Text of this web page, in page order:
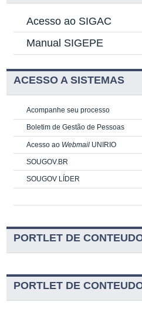
Acesso ao SIGAC
Manual SIGEPE
ACESSO A SISTEMAS
Acompanhe seu processo
Boletim de Gestão de Pessoas
Acesso ao Webmail UNIRIO
SOUGOV.BR
SOUGOV LÍDER
PORTLET DE
PORTLET DE